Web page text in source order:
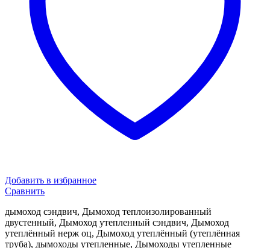
Добавить в избранное
Сравнить
дымоход сэндвич, Дымоход теплоизолированный
двустенный, Дымоход утепленный сэндвич, Дымоход
утеплённый нерж оц, Дымоход утеплённый (утеплённая
труба), дымоходы утепленные, Дымоходы утепленные